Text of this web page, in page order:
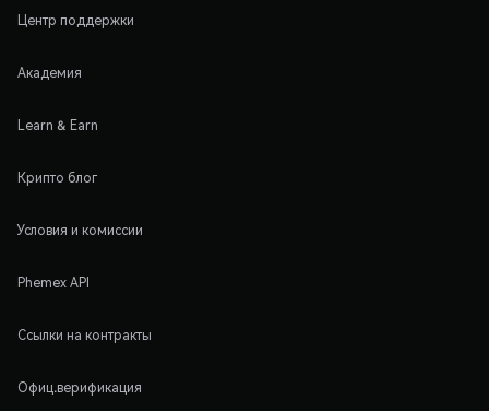
Центр поддержки
Академия
Learn & Earn
Крипто блог
Условия и комиссии
Phemex API
Ссылки на контракты
Офиц.верификация